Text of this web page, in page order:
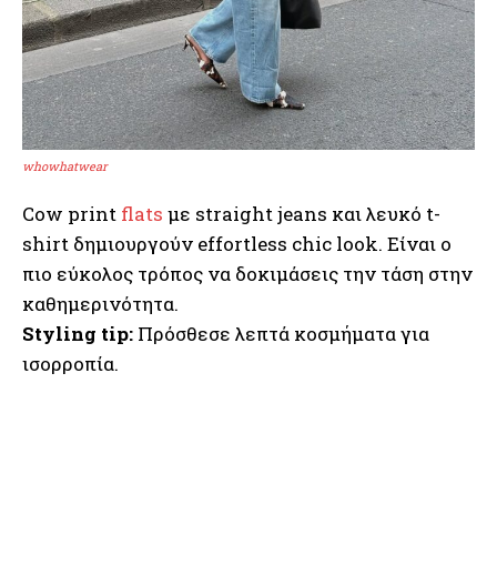
whowhatwear
Cow print flats με straight jeans και λευκό t-
shirt δημιουργούν effortless chic look. Είναι ο
πιο εύκολος τρόπος να δοκιμάσεις την τάση στην
καθημερινότητα.
Styling tip: Πρόσθεσε λεπτά κοσμήματα για
ισορροπία.